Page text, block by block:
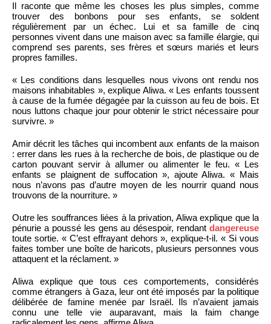
Il raconte que même les choses les plus simples, comme
trouver des bonbons pour ses enfants, se soldent
régulièrement par un échec. Lui et sa famille de cinq
personnes vivent dans une maison avec sa famille élargie, qui
comprend ses parents, ses frères et sœurs mariés et leurs
propres familles.
« Les conditions dans lesquelles nous vivons ont rendu nos
maisons inhabitables », explique Aliwa. « Les enfants toussent
à cause de la fumée dégagée par la cuisson au feu de bois. Et
nous luttons chaque jour pour obtenir le strict nécessaire pour
survivre. »
Amir décrit les tâches qui incombent aux enfants de la maison
: errer dans les rues à la recherche de bois, de plastique ou de
carton pouvant servir à allumer ou alimenter le feu. « Les
enfants se plaignent de suffocation », ajoute Aliwa. « Mais
nous n’avons pas d’autre moyen de les nourrir quand nous
trouvons de la nourriture. »
Outre les souffrances liées à la privation, Aliwa explique que la
pénurie a poussé les gens au désespoir, rendant dangereuse
toute sortie. « C’est effrayant dehors », explique-t-il. « Si vous
faites tomber une boîte de haricots, plusieurs personnes vous
attaquent et la réclament. »
Aliwa explique que tous ces comportements, considérés
comme étrangers à Gaza, leur ont été imposés par la politique
délibérée de famine menée par Israël. Ils n’avaient jamais
connu une telle vie auparavant, mais la faim change